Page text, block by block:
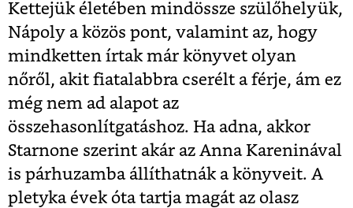
Kettejük életében mindössze szülőhelyük,
Nápoly a közös pont, valamint az, hogy
mindketten írtak már könyvet olyan
nőről, akit fiatalabbra cserélt a férje, ám ez
még nem ad alapot az
összehasonlítgatáshoz. Ha adna, akkor
Starnone szerint akár az Anna Kareninával
is párhuzamba állíthatnák a könyveit. A
pletyka évek óta tartja magát az olasz